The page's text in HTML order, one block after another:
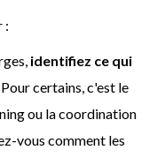
:
identifiez ce qui
Pour certains, c'est le
ou la coordination
vous comment les